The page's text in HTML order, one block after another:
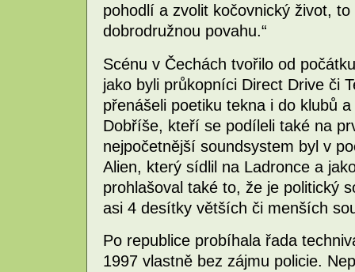
pohodlí a zvolit kočovnický život,
dobrodružnou povahu.“
Scénu v Čechách tvořilo od
jako byli průkopníci Direct Drive či
přenášeli poetiku tekna i do klubů
Dobříše, kteří se podíleli také na
nejpočetnější soundsystem byl v
Alien, který sídlil na Ladronce a
prohlašoval také to, že je politický
asi 4 desítky větších či menších
Po republice probíhala řada
1997 vlastně bez zájmu policie.